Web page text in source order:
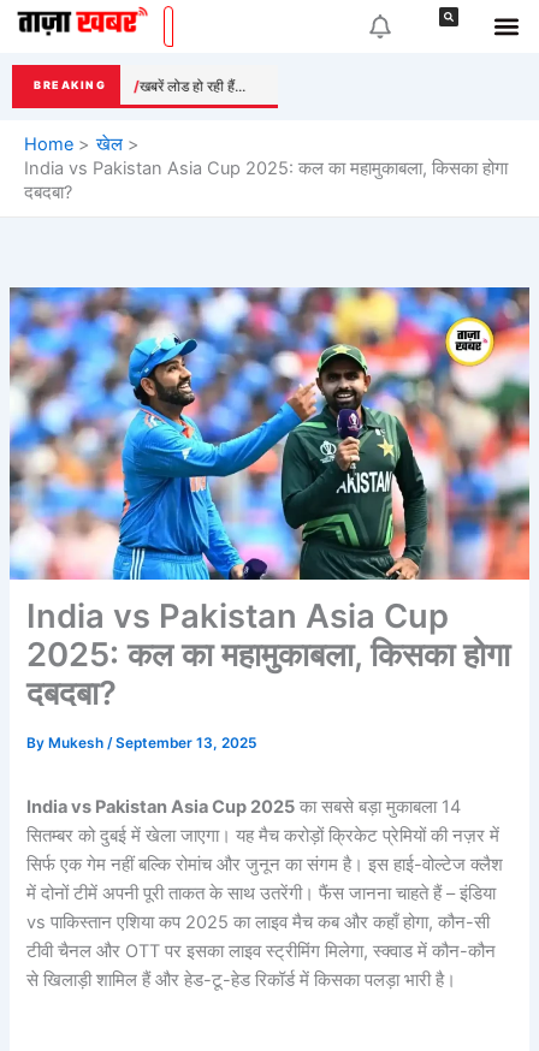
Skip
content
BREAKING खबरें लोड हो रही हैं...
Home
खेल
India vs Pakistan Asia Cup 2025: कल का महामुकाबला, किसका होगा
दबदबा?
India vs Pakistan Asia Cup
2025: कल का महामुकाबला, किसका होगा
दबदबा?
By Mukesh/September 13, 2025
India vs Pakistan Asia Cup 2025 का सबसे बड़ा मुकाबला 14
सितम्बर को दुबई में खेला जाएगा। यह मैच करोड़ों क्रिकेट प्रेमियों की नज़र में
सिर्फ एक गेम नहीं बल्कि रोमांच और जुनून का संगम है। इस हाई-वोल्टेज क्लैश
में दोनों टीमें अपनी पूरी ताकत के साथ उतरेंगी। फैंस जानना चाहते हैं – इंडिया
vs पाकिस्तान एशिया कप 2025 का लाइव मैच कब और कहाँ होगा, कौन-सी
टीवी चैनल और OTT पर इसका लाइव स्ट्रीमिंग मिलेगा, स्क्वाड में कौन-कौन
से खिलाड़ी शामिल हैं और हेड-टू-हेड रिकॉर्ड में किसका पलड़ा भारी है।